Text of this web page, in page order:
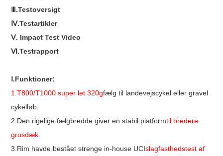
Ⅲ.Testoversigt
Ⅳ.Testartikler
Ⅴ. Impact Test Video
Ⅵ.Testrapport
Ⅰ.Funktioner:
1.T800/T1000 super let 320gfælg til landevejscykel eller gravel
cykelløb.
2.Den rigelige fælgbredde giver en stabil platformtil bredere
grusdæk.
3.Rim havde bestået strenge in-house UCIslagfasthedstest af